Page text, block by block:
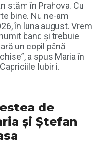
stăm în Prahova. Cu
bine. Nu ne-am
în luna august. Vrem
band și trebuie
un copil până
a spus Maria în
Iubirii.
de
și Ștefan